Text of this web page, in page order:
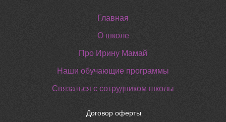
О школе
Про Ирину Мамай
Наши обучающие программы
Связаться с сотрудником школы
Главная
Договор оферты